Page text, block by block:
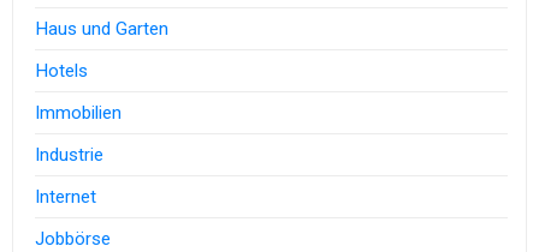
Haus und Garten
Hotels
Immobilien
Industrie
Internet
Jobbörse